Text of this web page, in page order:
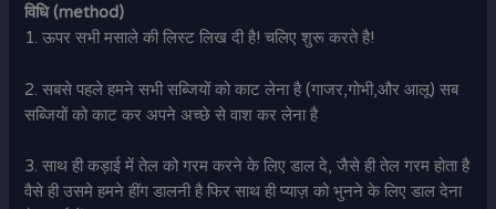
विधि (method)
1. ऊपर सभी मसाले की लिस्ट लिख दी है! चलिए शुरू करते है!
2. सबसे पहले हमने सभी सब्जियों को काट लेना है (गाजर,गोभी,और आलू) सब
सब्जियों को काट कर अपने अच्छे से वाश कर लेना है
3. साथ ही कड़ाई में तेल को गरम करने के लिए डाल दे, जैसे ही तेल गरम होता है
वैसे ही उसमे हमने हींग डालनी है फिर साथ ही प्याज़ को भुनने के लिए डाल देना